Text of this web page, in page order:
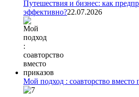
Путешествия и бизнес: как
эффективно?22.07.2026
Мой подход : соавторство вместо